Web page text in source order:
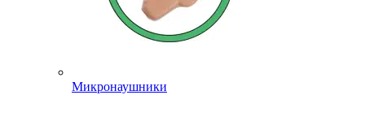
Микронаушники